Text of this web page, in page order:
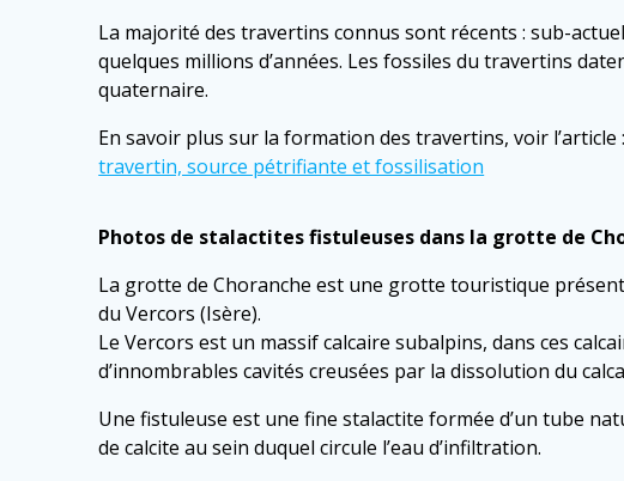
La majorité des travertins connus sont récents : sub-
quelques millions d’années. Les fossiles du travertins
quaternaire.
En savoir plus sur la formation des travertins, voir l’article
travertin, source pétrifiante et fossilisation
Photos de stalactites fistuleuses dans la grotte de
La grotte de Choranche est une grotte touristique
du Vercors (Isère).
Le Vercors est un massif calcaire subalpins, dans ces
d’innombrables cavités creusées par la dissolution du
Une fistuleuse est une fine stalactite formée d’un tube
de calcite au sein duquel circule l’eau d’infiltration.